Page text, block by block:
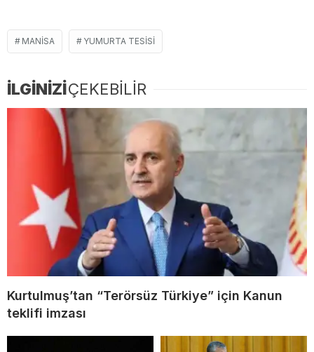
MANISA YUMURTA TESISI
İLGİNİZİÇEKEBİLİR
Kurtulmuş’tan “Terörsüz Türkiye” için Kanun
teklifi imzası